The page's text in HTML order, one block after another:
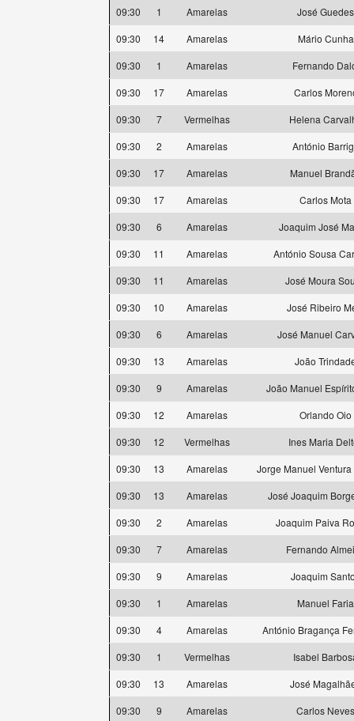
09:30
1 Amarelas
José Guedes
09:30
14 Amarelas
Mário Cunha
09:30
1 Amarelas
Fernando
09:30
17 Amarelas
Carlos
09:30
7 Vermelhas
Helena
09:30
2 Amarelas
António
09:30
17 Amarelas
Manuel
09:30
17 Amarelas
Carlos Mota
09:30
6 Amarelas
Joaquim José
09:30
11 Amarelas
António Sousa
09:30
11 Amarelas
José Moura
09:30
10 Amarelas
José Ribeiro
09:30
6 Amarelas
José Manuel
09:30
13 Amarelas
João
09:30
9 Amarelas
João Manuel
09:30
12 Amarelas
Orlando Oio
09:30
12 Vermelhas
Ines Maria
09:30
13 Amarelas
Jorge Manuel
09:30
13 Amarelas
José Joaquim
09:30
2 Amarelas
Joaquim Paiva
09:30
7 Amarelas
Fernando
09:30
9 Amarelas
Joaquim
09:30
1 Amarelas
Manuel Faria
09:30
4 Amarelas
António Bragança
09:30
1 Vermelhas
Isabel
09:30
13 Amarelas
José
09:30
9 Amarelas
Carlos Neves